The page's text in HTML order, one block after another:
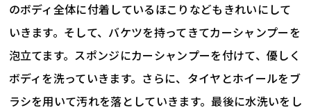
のボディ全体に付着しているほこりなどもきれいにして
いきます。そして、バケツを持ってきてカーシャンプーを
泡立てます。スポンジにカーシャンプーを付けて、優しく
ボディを洗っていきます。さらに、タイヤとホイールをブ
ラシを用いて汚れを落としていきます。最後に水洗いをし